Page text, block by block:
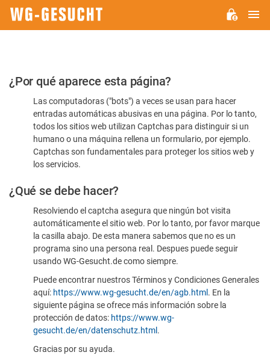
Por
favor,
confirme
humano
¿Por qué aparece esta página?
Las computadoras ("bots") a veces se usan para hacer
entradas automáticas abusivas en una página. Por lo tanto,
todos los sitios web utilizan Captchas para distinguir si un
humano o una máquina rellena un formulario, por ejemplo.
Captchas son fundamentales para proteger los sitios web y
los servicios.
¿Qué se debe hacer?
Resolviendo el captcha asegura que ningún bot visita
automáticamente el sitio web. Por lo tanto, por favor marque
la casilla abajo. De esta manera sabemos que no es un
programa sino una persona real. Despues puede seguir
usando WG-Gesucht.de como siempre.
Puede encontrar nuestros Términos y Condiciones Generales
aquí: https://www.wg-gesucht.de/en/agb.html . En la
siguiente página se ofrece más información sobre la
protección de datos: https://www.wg-
gesucht.de/en/datenschutz.html .
Gracias por su ayuda.